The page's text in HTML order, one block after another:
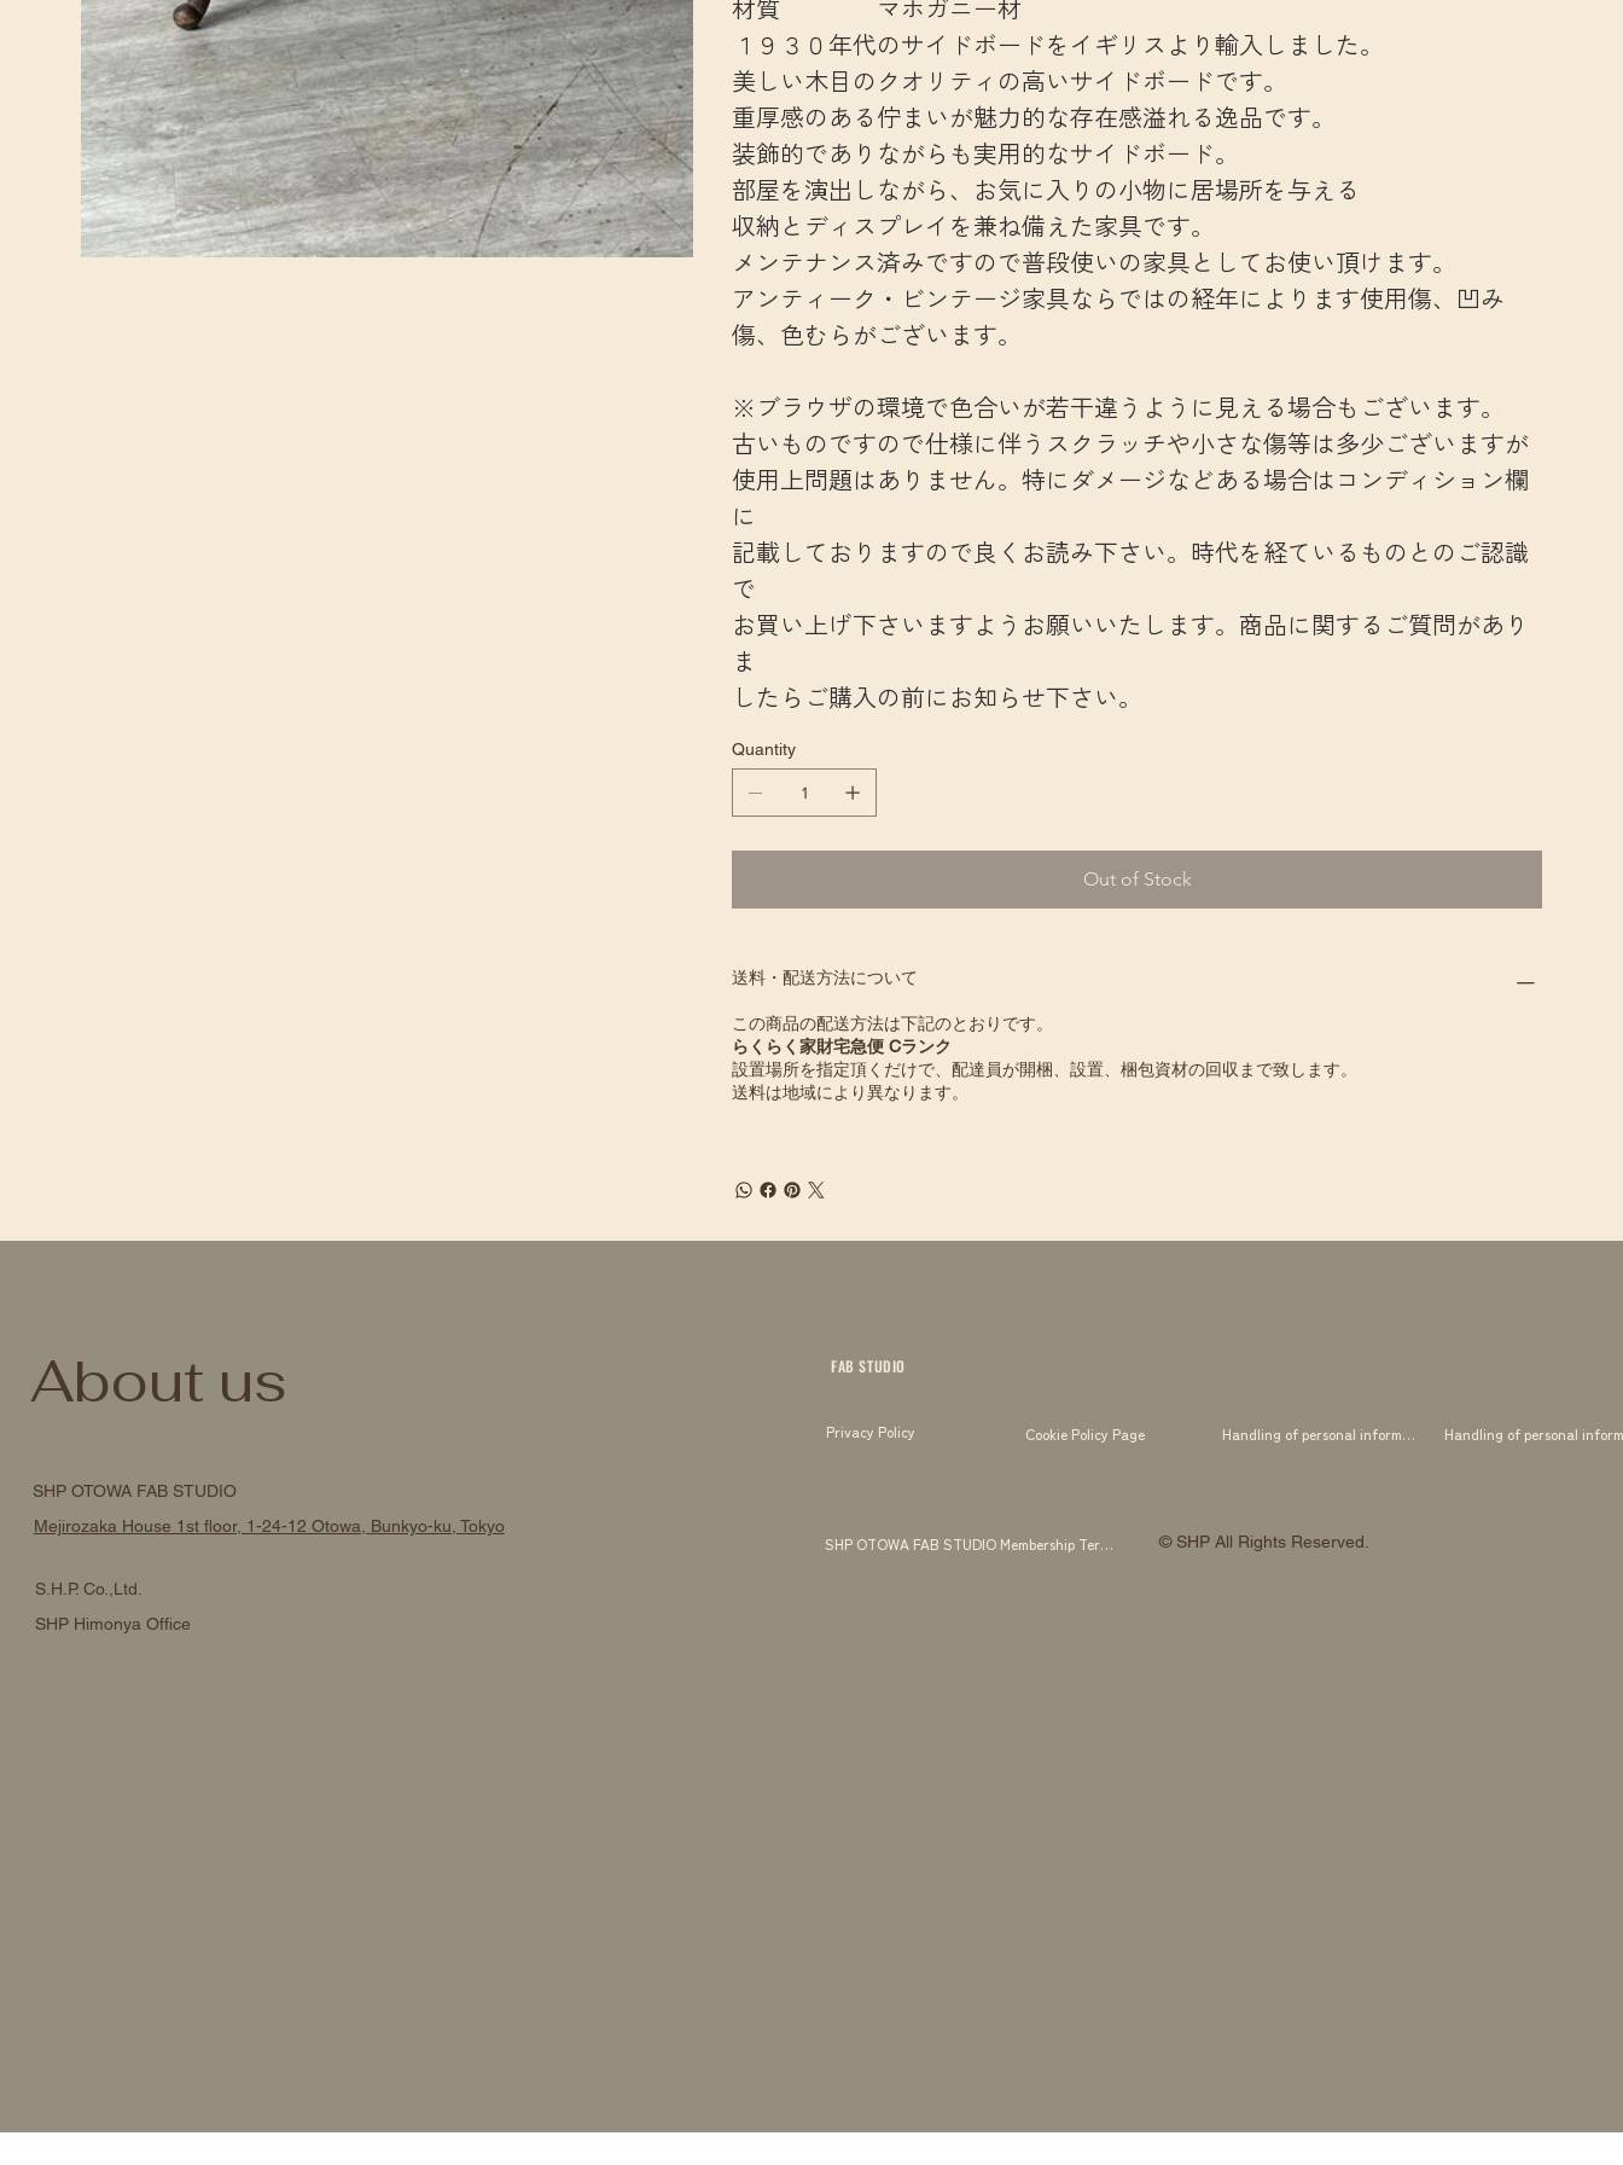
材質 マホガニー材
１９３０年代のサイドボードをイギリスより輸入しました。
美しい木目のクオリティの高いサイドボードです。
重厚感のある佇まいが魅力的な存在感溢れる逸品です。
装飾的でありながらも実用的なサイドボード。
部屋を演出しながら、お気に入りの小物に居場所を与える
収納とディスプレイを兼ね備えた家具です。
メンテナンス済みですので普段使いの家具としてお使い頂けます。
アンティーク・ビンテージ家具ならではの経年によります使用傷、凹み
傷、色むらがございます。
※ブラウザの環境で色合いが若干違うように見える場合もございます。
古いものですので仕様に伴うスクラッチや小さな傷等は多少ございますが
使用上問題はありません。特にダメージなどある場合はコンディション欄
に
記載しておりますので良くお読み下さい。時代を経ているものとのご認識
で
お買い上げ下さいますようお願いいたします。商品に関するご質問があり
ま
したらご購入の前にお知らせ下さい。
Quantity
Out of Stock
送料・配送方法について
この商品の配送方法は下記のとおりです。
らくらく家財宅急便 Cランク
設置場所を指定頂くだけで、配達員が開梱、設置、梱包資材の回収まで致します。
送料は地域により異なります。
FAB STUDIO
Privacy Policy Cookie Policy Page Handling of personal information
SHP OTOWA FAB STUDIO Membership Terms and Conditions © SHP All Rights Reserved.
SHP OTOWA FAB STUDIO
Mejirozaka House 1st floor, 1-24-12 Otowa, Bunkyo-ku, Tokyo
S.H.P. Co.,Ltd.
SHP Himonya Office
About us